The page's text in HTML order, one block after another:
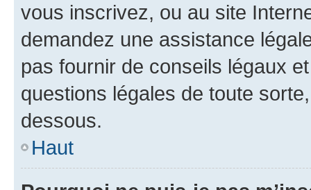
vous inscrivez, ou au site
demandez une assistance
pas fournir de conseils légaux
questions légales de toute
dessous.
Haut